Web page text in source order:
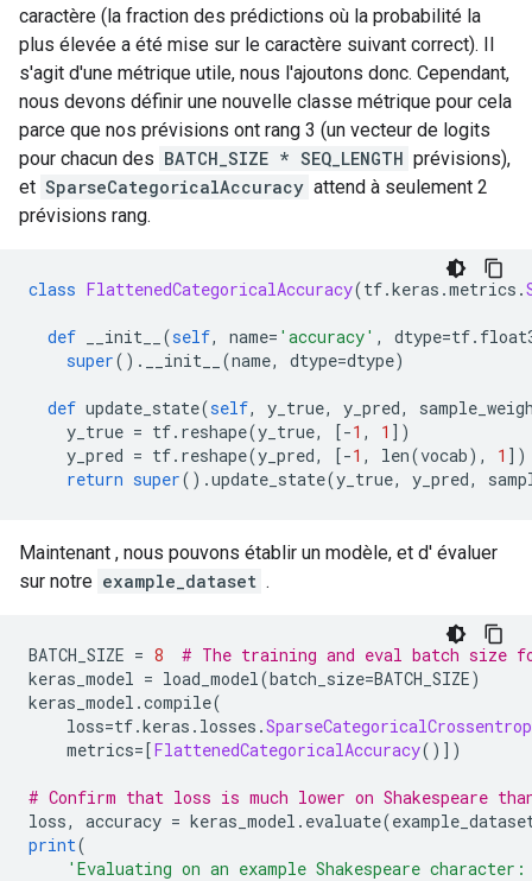
caractère (la fraction des prédictions où la probabilité la
plus élevée a été mise sur le caractère suivant correct). Il
s'agit d'une métrique utile, nous l'ajoutons donc. Cependant,
nous devons définir une nouvelle classe métrique pour cela
parce que nos prévisions ont rang 3 (un vecteur de logits
pour chacun des BATCH_SIZE * SEQ_LENGTH prévisions),
et SparseCategoricalAccuracy attend à seulement 2
prévisions rang.
class FlattenedCategoricalAccuracy(tf.keras .metrics .
def __init__ (self, name= 'accuracy' , dtype=tf.
super(). __init__ (name, dtype=dtype)
def update_state(self, y_true, y_pred,
y_true = tf. reshape(y_true, [-1 , 1 ])
y_pred = tf. reshape(y_pred, [-1 , len(vocab), 1 ])
return super().update_state(y_true, y_pred,
Maintenant , nous pouvons établir un modèle, et d' évaluer
sur notre example_dataset .
BATCH_SIZE = 8
# The training and eval batch
keras_model = load_model(batch_size=BATCH_SIZE)
keras_model .compile(
loss=tf.keras . losses .
metrics=[FlattenedCategoricalAccuracy()])
# Confirm that loss is much lower on Shakespeare
loss, accuracy = keras_model . evaluate(
print(
'Evaluating on an example Shakespeare